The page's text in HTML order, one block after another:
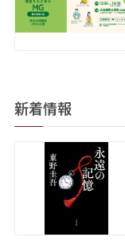
新着情報